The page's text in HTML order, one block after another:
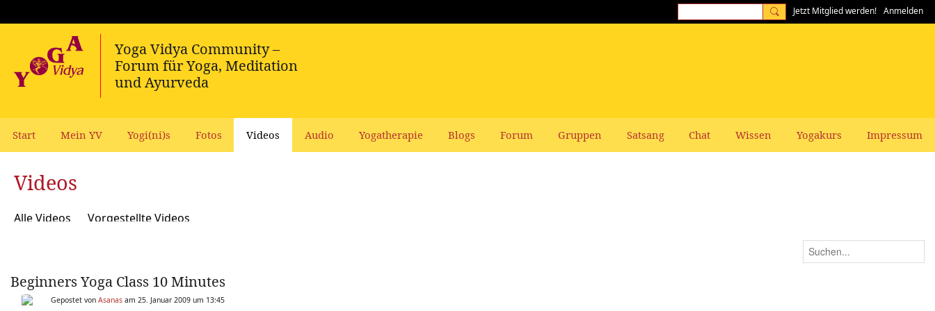
Jetzt Mitglied werden! Anmelden
Start Mein YV Yogi(ni)s Fotos Videos Audio Yogatherapie Blogs Forum Gruppen Satsang Chat Wissen Yogakurs Impressum
Videos
Alle Videos Vorgestellte Videos
Beginners Yoga Class 10 Minutes
Gepostet von Asanas am 25. Januar 2009 um 13:45